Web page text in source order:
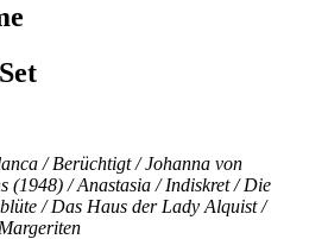
/ Berüchtigt / Johanna von
(1948) / Anastasia / Indiskret / Die
/ Das Haus der Lady Alquist /